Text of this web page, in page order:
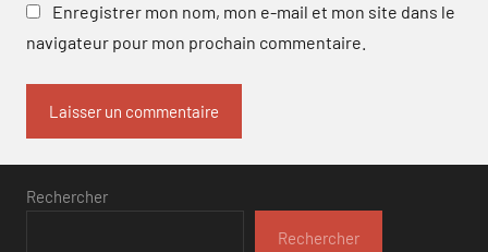
Enregistrer mon nom, mon e-mail et mon site dans le
navigateur pour mon prochain commentaire.
Rechercher
Rechercher